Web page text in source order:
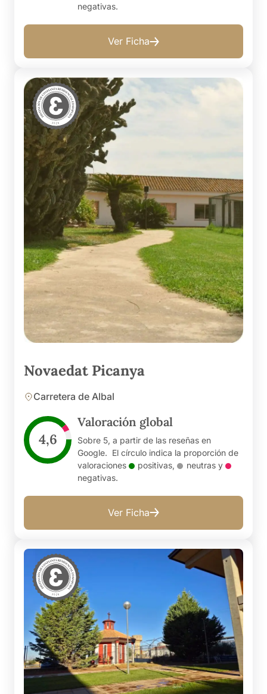
negativas.
Ver Ficha
Novaedat Picanya
Carretera de Albal
4,6
Valoración global
Sobre 5, a partir de las reseñas en
Google. El círculo indica la proporción de
valoraciones
positivas, neutrasy
negativas.
Ver Ficha